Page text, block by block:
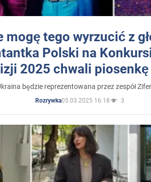
mogę tego wyrzucić z
Polski na
2025 chwali
będzie reprezentowana przez zespół
Rozrywka05.03.2025 16:18 3